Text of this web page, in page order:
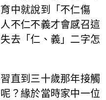
中就說到「不仁傷
不仁不義才會感召這
去「仁、義」二字怎
到三十歲那年接觸
？緣於當時家中一位